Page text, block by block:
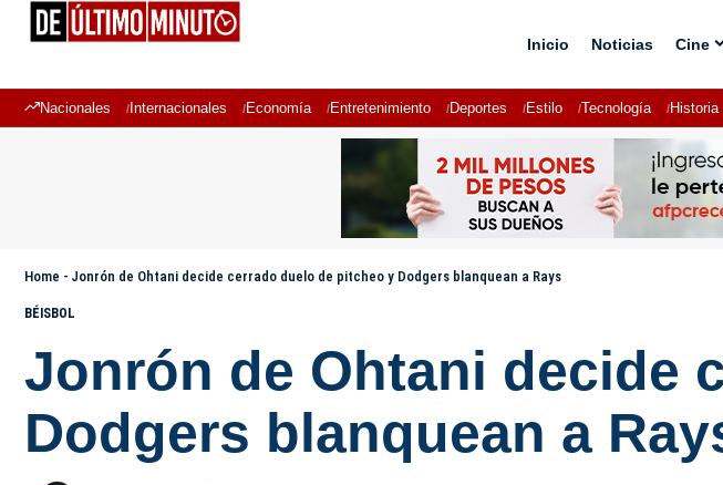
Inicio Noticias Cine
Nacionales Internacionales Economía Entretenimiento Deportes Estilo Tecnología Historia
Home - Jonrón de Ohtani decide cerrado duelo de pitcheo y Dodgers blanquean a Rays
BÉISBOL
Jonrón de Ohtani decide
Dodgers blanquean a